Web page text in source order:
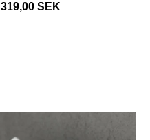
319,00 SEK